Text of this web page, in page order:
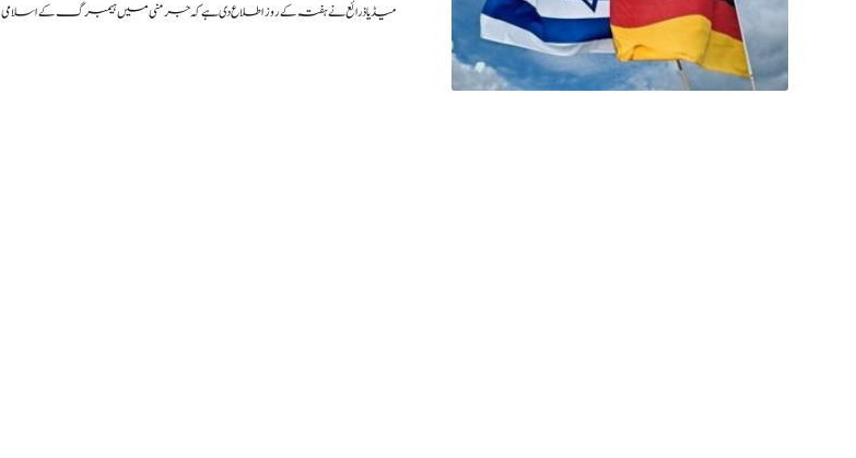
میڈیا ذرائع نے ہفتہ کے روز اطلاع دی ہے کہ جرمنی میں ہیمبرگ کے اسلامی